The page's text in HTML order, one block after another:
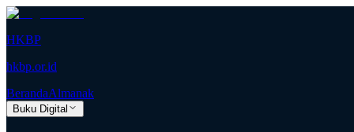
HKBP
hkbp.or.id
BerandaAlmanak
Buku Digital